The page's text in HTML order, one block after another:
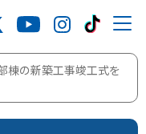
棟の新築工事竣工式を